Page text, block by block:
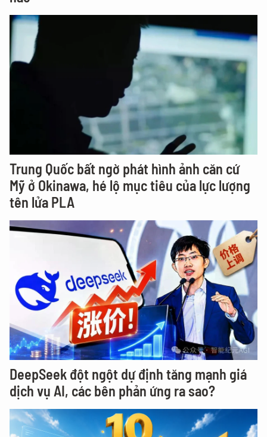
Trung Quốc bất ngờ phát hình ảnh căn cứ
Mỹ ở Okinawa, hé lộ mục tiêu của lực lượng
tên lửa PLA
DeepSeek đột ngột dự định tăng mạnh giá
dịch vụ AI, các bên phản ứng ra sao?